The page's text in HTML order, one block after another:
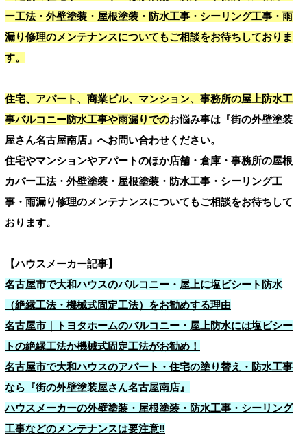
ー工法・外壁塗装・屋根塗装・防水工事・シーリング工事・雨
漏り修理のメンテナンスについてもご相談をお待ちしておりま
す。
住宅、アパート、商業ビル、マンション、事務所の屋上防水工
事バルコニー防水工事や雨漏りでのお悩み事は『街の外壁塗装
屋さん名古屋南店』へお問い合わせください。
住宅やマンションやアパートのほか店舗・倉庫・事務所の屋根
カバー工法・外壁塗装・屋根塗装・防水工事・シーリング工
事・雨漏り修理のメンテナンスについてもご相談をお待ちして
おります。
【ハウスメーカー記事】
名古屋市で大和ハウスのバルコニー・屋上に塩ビシート防水
（絶縁工法・機械式固定工法）をお勧めする理由
名古屋市｜トヨタホームのバルコニー・屋上防水には塩ビシー
トの絶縁工法か機械式固定工法がお勧め！
名古屋市で大和ハウスのアパート・住宅の塗り替え・防水工事
なら『街の外壁塗装屋さん名古屋南店』
ハウスメーカーの外壁塗装・屋根塗装・防水工事・シーリング
工事などのメンテナンスは要注意‼